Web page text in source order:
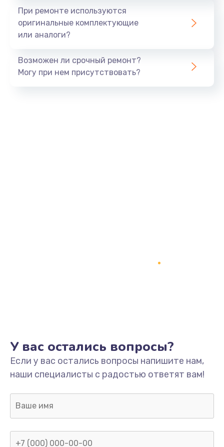
800 руб.
Заказать
4900 руб.
Заказать
Устранение ошибок
Заказать
При ремонте используются
оригинальные комплектующие
или аналоги?
Возможен ли срочный ремонт?
Могу при нем присутствовать?
У вас остались вопросы?
Если у вас остались вопросы напишите нам,
наши специалисты с радостью ответят вам!